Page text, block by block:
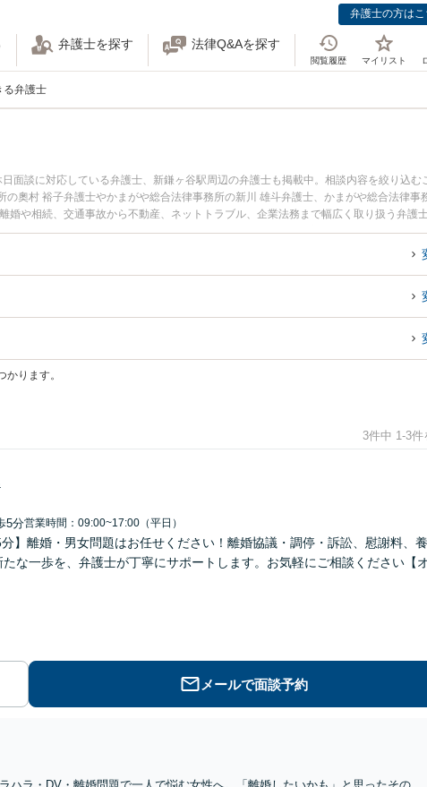
弁護士の方はこ
弁護士を探す 法律Q&Aを探す
閲覧履歴 マイリスト
る弁護士
面談に対応している弁護士、新鎌ヶ谷駅周辺の弁護士も掲載中。相談内容を絞り込む
奧村 裕子弁護士やかまがや総合法律事務所の新川 雄斗弁護士、かまがや総合法律事
や相続、交通事故から不動産、ネットトラブル、企業法務まで幅広く取り扱う弁護
した不倫慰謝料トラブルを今すぐに弁護士に相談したい』『交通事故の過失割合や
債務整理を法律相談できる鎌ケ谷市内の弁護士に相談予約したい』などでお困りの相
ります。
3件中 1-3件
5分営業時間：09:00~17:00（平日）
離婚・男女問題はお任せください！離婚協議・調停・訴訟、慰謝料、
な一歩を、弁護士が丁寧にサポートします。お気軽にご相談ください【
メールで面談予約